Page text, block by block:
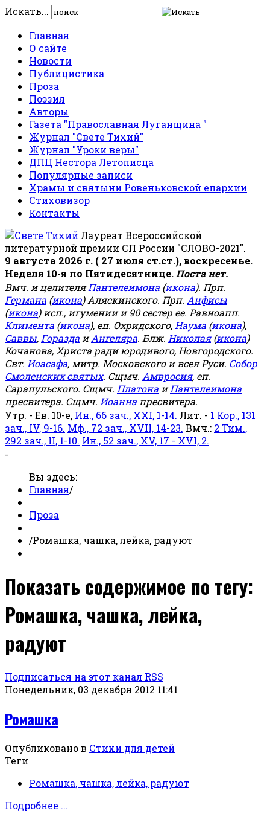
Искать...
Главная
О сайте
Новости
Публицистика
Проза
Поэзия
Авторы
Газета "Православная Луганщина "
Журнал "Свете Тихий"
Журнал "Уроки веры"
ДПЦ Нестора Летописца
Популярные записи
Храмы и святыни Ровеньковской епархии
Стиховизор
Контакты
Лауреат Всероссийской
литературной премии СП России "СЛОВО-2021".
9 августа 2026 г. ( 27 июля ст.ст.), воскресенье.
Неделя 10-я по Пятидесятнице. Поста нет.
Вмч. и целителяПантелеимона (икона). Прп.
Германа (икона) Аляскинского. Прп. Анфисы
(икона) исп., игумении и 90 сестер ее. Равноапп.
Климента (икона), еп. Охридского, Наума (икона),
Саввы, Горазда иАнгеляра. Блж. Николая(икона)
Кочанова, Христа ради юродивого, Новгородского.
Свт. Иоасафа, митр. Московского и всея Руси. Собор
Смоленских святых. Сщмч. Амвросия, еп.
Сарапульского. Сщмч. Платона иПантелеимона
пресвитера. Сщмч. Иоанна пресвитера.
Утр. - Ев. 10-е, Ин., 66 зач., XXI, 1-14. Лит. - 1 Кор., 131
зач., IV, 9-16. Мф., 72 зач., XVII, 14-23. Вмч.: 2 Тим.,
292 зач., II, 1-10. Ин., 52 зач., XV, 17 - XVI, 2.
-
Вы здесь:
Главная/
Проза
/Ромашка, чашка, лейка, радуют
Показать содержимое по тегу:
Ромашка, чашка, лейка,
радуют
Подписаться на этот канал RSS
Понедельник, 03 декабря 2012 11:41
Ромашка
Опубликовано в Стихи для детей
Теги
Ромашка, чашка, лейка, радуют
Подробнее ...